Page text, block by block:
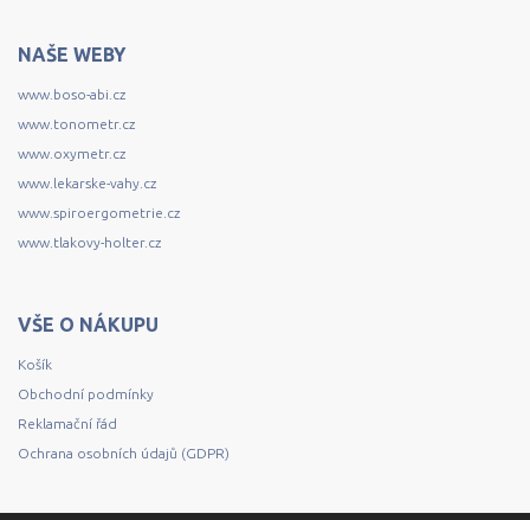
NAŠE WEBY
www.boso-abi.cz
www.tonometr.cz
www.oxymetr.cz
www.lekarske-vahy.cz
www.spiroergometrie.cz
www.tlakovy-holter.cz
VŠE O NÁKUPU
Košík
Obchodní podmínky
Reklamační řád
Ochrana osobních údajů (GDPR)